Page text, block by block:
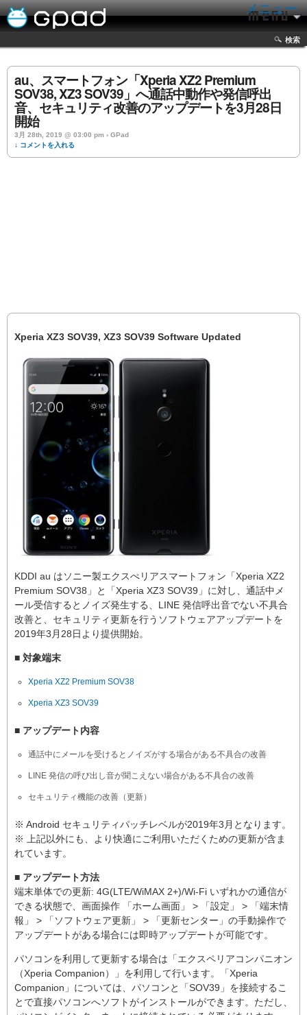
メニュー
検索
au、スマートフォン「Xperia XZ2 Premium
SOV38, XZ3 SOV39」へ通話中動作や発信呼出
音、セキュリティ改善のアップデートを3月28日
開始
3月 28th, 2019 @ 03:00 pm › GPad
↓ コメントを入れる
Xperia XZ3 SOV39, XZ3 SOV39 Software Updated
KDDI au はソニー製エクスぺリアスマートフォン「Xperia XZ2
Premium SOV38」と「Xperia XZ3 SOV39」に対し、通話中メ
ール受信するとノイズ発生する、LINE 発信呼出音でない不具合
改善と、セキュリティ更新を行うソフトウェアアップデートを
2019年3月28日より提供開始。
■ 対象端末
Xperia XZ2 Premium SOV38
Xperia XZ3 SOV39
■ アップデート内容
通話中にメールを受けるとノイズがする場合がある不具合の改善
LINE 発信の呼び出し音が聞こえない場合がある不具合の改善
セキュリティ機能の改善（更新）
※ Android セキュリティパッチレベルが2019年3月となります。
※ 上記以外にも、より快適にご利用いただくための更新が含ま
れています。
■ アップデート方法
端末単体での更新: 4G(LTE/WiMAX 2+)/Wi-Fi いずれかの通信が
できる状態で、画面操作 「ホーム画面」 > 「設定」 > 「端末情
報」 > 「ソフトウェア更新」 > 「更新センター」の手動操作で
アップデートがある場合には即時アップデートが可能です。
パソコンを利用して更新する場合は「エクスペリアコンパニオン
（Xperia Companion）」を利用して行います。「Xperia
Companion」については、パソコンと「SOV39」を接続するこ
とで直接パソコンへソフトがインストールができます。ただし、